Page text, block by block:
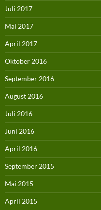
Juli 2017
Mai 2017
April 2017
Oktober 2016
September 2016
August 2016
Juli 2016
Juni 2016
April 2016
September 2015
Mai 2015
April 2015